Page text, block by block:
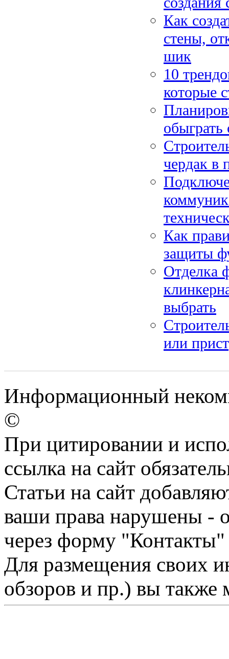
Как
стены,
шик
10
которые
чердак в
Как
защиты
Отделка
выбрать
или
Информационный
©
При цитировании и
ссылка на сайт
Статьи на сайт
ваши права нарушены -
через форму "Контакты"
Для размещения своих
обзоров и пр.) вы также